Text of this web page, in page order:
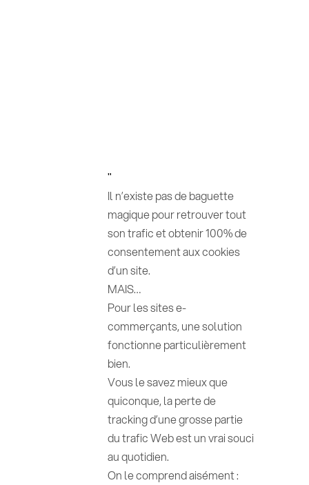
"
Il n’existe pas de baguette
magique pour retrouver tout
son trafic et obtenir 100% de
consentement aux cookies
d’un site.
MAIS…
Pour les sites e-
commerçants, une solution
fonctionne particulièrement
bien.
Vous le savez mieux que
quiconque, la perte de
tracking d’une grosse partie
du trafic Web est un vrai souci
au quotidien.
On le comprend aisément :